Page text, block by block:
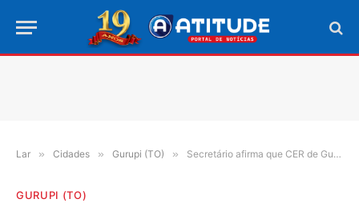
Lar » Cidades » Gurupi (TO) » Secretário afirma que CER de Gurupi será reinaugurado para funcionamento
GURUPI (TO)